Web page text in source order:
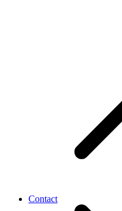
Contact